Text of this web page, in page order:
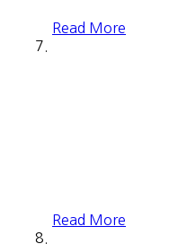
Read More
Read More